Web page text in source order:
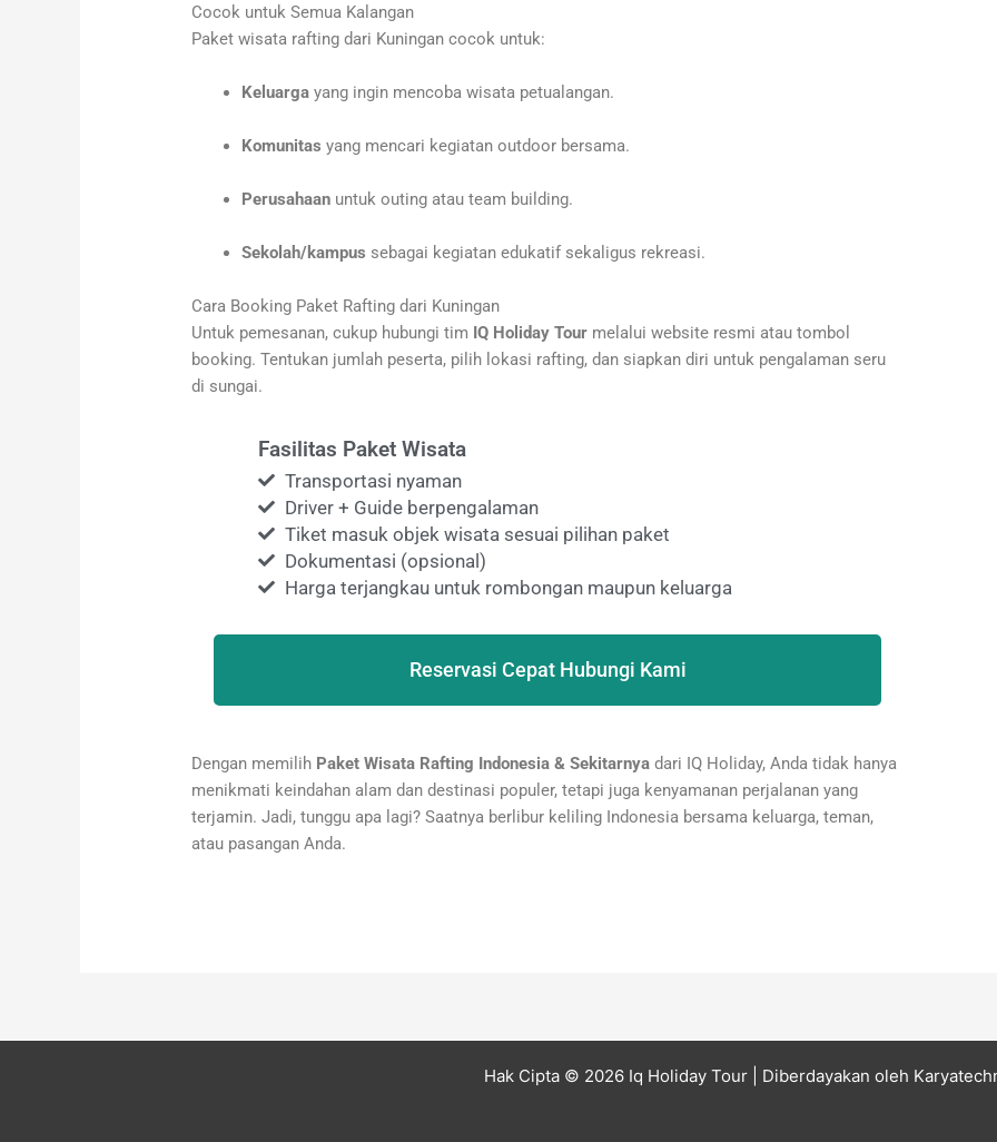
Cocok untuk Semua Kalangan
Paket wisata rafting dari Kuningan cocok untuk:
Keluarga yang ingin mencoba wisata petualangan.
Komunitas yang mencari kegiatan outdoor bersama.
Perusahaan untuk outing atau team building.
Sekolah/kampus sebagai kegiatan edukatif sekaligus rekreasi.
Cara Booking Paket Rafting dari Kuningan
Untuk pemesanan, cukup hubungi tim IQ Holiday Tour melalui website resmi atau tombol
booking. Tentukan jumlah peserta, pilih lokasi rafting, dan siapkan diri untuk pengalaman seru
di sungai.
Fasilitas Paket Wisata
Transportasi nyaman
Driver + Guide berpengalaman
Tiket masuk objek wisata sesuai pilihan paket
Dokumentasi (opsional)
Harga terjangkau untuk rombongan maupun keluarga
Reservasi Cepat Hubungi Kami
Dengan memilih Paket Wisata Rafting Indonesia & Sekitarnya dari IQ Holiday, Anda tidak hanya
menikmati keindahan alam dan destinasi populer, tetapi juga kenyamanan perjalanan yang
terjamin. Jadi, tunggu apa lagi? Saatnya berlibur keliling Indonesia bersama keluarga, teman,
atau pasangan Anda.
Hak Cipta © 2026 Iq Holiday Tour | Diberdayakan oleh